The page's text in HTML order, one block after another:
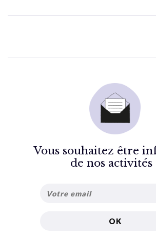
Vous souhaitez être
de nos activités